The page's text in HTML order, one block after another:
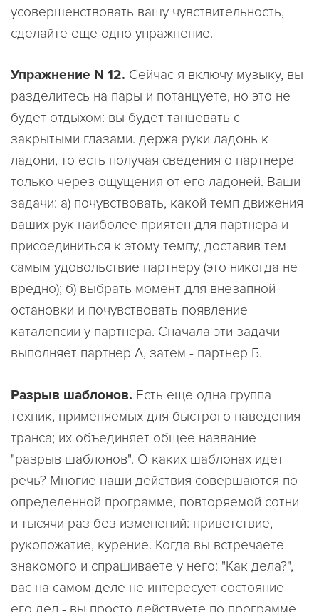
усовершенствовать вашу чувствительность,
сделайте еще одно упражнение.
Упражнение N 12. Сейчас я включу музыку, вы
разделитесь на пары и потанцуете, но это не
будет отдыхом: вы будет танцевать с
закрытыми глазами. держа руки ладонь к
ладони, то есть получая сведения о партнере
только через ощущения от его ладоней. Ваши
задачи: а) почувствовать, какой темп движения
ваших рук наиболее приятен для партнера и
присоединиться к этому темпу, доставив тем
самым удовольствие партнеру (это никогда не
вредно); б) выбрать момент для внезапной
остановки и почувствовать появление
каталепсии у партнера. Сначала эти задачи
выполняет партнер A, затем - партнер Б.
Разрыв шаблонов. Есть еще одна группа
техник, применяемых для быстрого наведения
транса; их объединяет общее название
"разрыв шаблонов". О каких шаблонах идет
речь? Многие наши действия совершаются по
определенной программе, повторяемой сотни
и тысячи раз без изменений: приветствие,
рукопожатие, курение. Когда вы встречаете
знакомого и спрашиваете у него: "Как дела?",
вас на самом деле не интересует состояние